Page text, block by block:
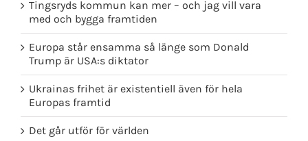
Tingsryds kommun kan mer – och jag vill vara
med och bygga framtiden
Europa står ensamma så länge som Donald
Trump är USA:s diktator
Ukrainas frihet är existentiell även för hela
Europas framtid
Det går utför för världen